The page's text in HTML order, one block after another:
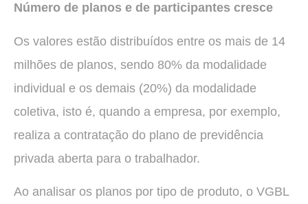
Número de planos e de participantes cresce
Os valores estão distribuídos entre os mais de 14
milhões de planos, sendo 80% da modalidade
individual e os demais (20%) da modalidade
coletiva, isto é, quando a empresa, por exemplo,
realiza a contratação do plano de previdência
privada aberta para o trabalhador.
Ao analisar os planos por tipo de produto, o VGBL